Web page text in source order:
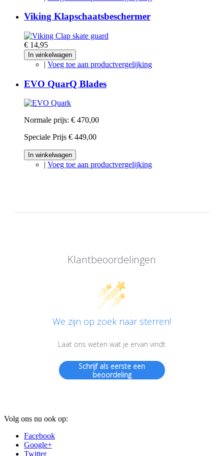
Viking Klapschaatsbeschermer
€ 14,95
In winkelwagen
| Voeg toe aan productvergelijking
EVO QuarQ Blades
Normale prijs: € 470,00
Speciale Prijs € 449,00
In winkelwagen
| Voeg toe aan productvergelijking
Klantbeoordelingen
We zijn op zoek naar sterren!
Laat ons weten wat je ervan vindt
Schrijf als eerste een
beoordeling
Volg ons nu ook op:
Facebook
Google+
Twitter